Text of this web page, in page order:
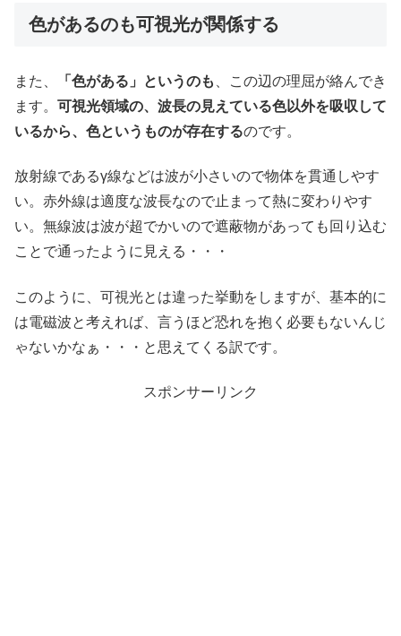
色があるのも可視光が関係する
また、 「色がある」というのも
、この辺の理屈が絡んでき
ます。 可視光領域の、波長の見えている色以外を吸収して
いるから、色というものが存在するのです。
放射線であるγ線などは波が小さいので物体を貫通しやす
い。赤外線は適度な波長なので止まって熱に変わりやす
い。無線波は波が超でかいので遮蔽物があっても回り込む
ことで通ったように見える・・・
このように、可視光とは違った挙動をしますが、基本的に
は電磁波と考えれば、言うほど恐れを抱く必要もないんじ
ゃないかなぁ・・・と思えてくる訳です。
スポンサーリンク